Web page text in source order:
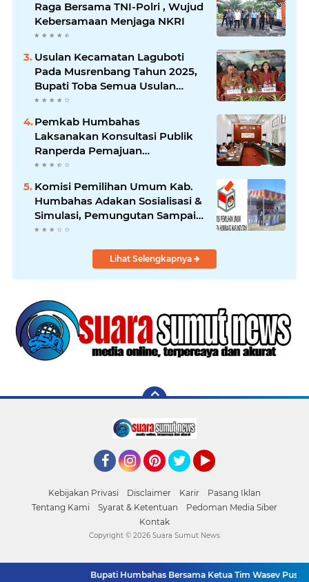
Raga Bersama TNI-Polri , Wujud
Kebersamaan Menjaga NKRI
Usulan Kecamatan Laguboti
Pada Musrenbang Tahun 2025,
Bupati Toba Semua Usulan
Harus Mendukung
Pertumbuhan Pariwisata.
Pemkab Humbahas
Laksanakan Konsultasi Publik
Ranperda Pemajuan
Kebudayaan Daerah
Komisi Pemilihan Umum Kab.
Humbahas Adakan Sosialisasi &
Simulasi, Pemungutan Sampai
Rekapitulasi Suara.
Lihat Selengkapnya
Kebijakan Privasi Disclaimer Karir
Pasang Iklan
Tentang Kami
Syarat & Ketentuan
Pedoman Media Siber
Kontak
Bupati Humbahas Bersama Ketua Tim Wasev Pusterad
Copyright © 2026 Suara Sumut News